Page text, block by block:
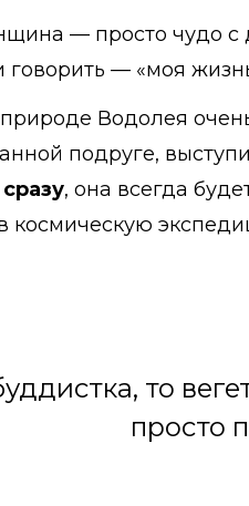
— просто чудо с
говорить — «моя
Водолея
подруге,
, она всегда
космическую
то
просто